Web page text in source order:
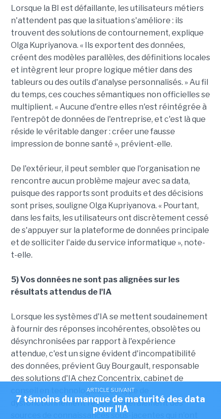
ARTICLE SUIVANT
7 témoins du manque de maturité des data
pour l'IA
Lorsque la BI est défaillante, les utilisateurs métiers
n'attendent pas que la situation s'améliore : ils
trouvent des solutions de contournement, explique
Olga Kupriyanova. « Ils exportent des données,
créent des modèles parallèles, des définitions locales
et intègrent leur propre logique métier dans des
tableurs ou des outils d'analyse personnalisés. » Au fil
du temps, ces couches sémantiques non officielles se
multiplient. « Aucune d'entre elles n'est réintégrée à
l'entrepôt de données de l'entreprise, et c'est là que
réside le véritable danger : créer une fausse
impression de bonne santé », prévient-elle.
De l'extérieur, il peut sembler que l'organisation ne
rencontre aucun problème majeur avec sa data,
puisque des rapports sont produits et des décisions
sont prises, souligne Olga Kupriyanova. « Pourtant,
dans les faits, les utilisateurs ont discrètement cessé
de s'appuyer sur la plateforme de données principale
et de solliciter l'aide du service informatique », note-
t-elle.
5) Vos données ne sont pas alignées sur les
résultats attendus de l'IA
Lorsque les systèmes d'IA se mettent soudainement
à fournir des réponses incohérentes, obsolètes ou
désynchronisées par rapport à l'expérience
attendue, c'est un signe évident d'incompatibilité
des données, prévient Guy Bourgault, responsable
des solutions d'IA chez Concentrix, cabinet de
conseil en technologies. « Ce type de
dysfonctionnement révèle généralement des
sources de connaissances sous-jacentes qui n'ont